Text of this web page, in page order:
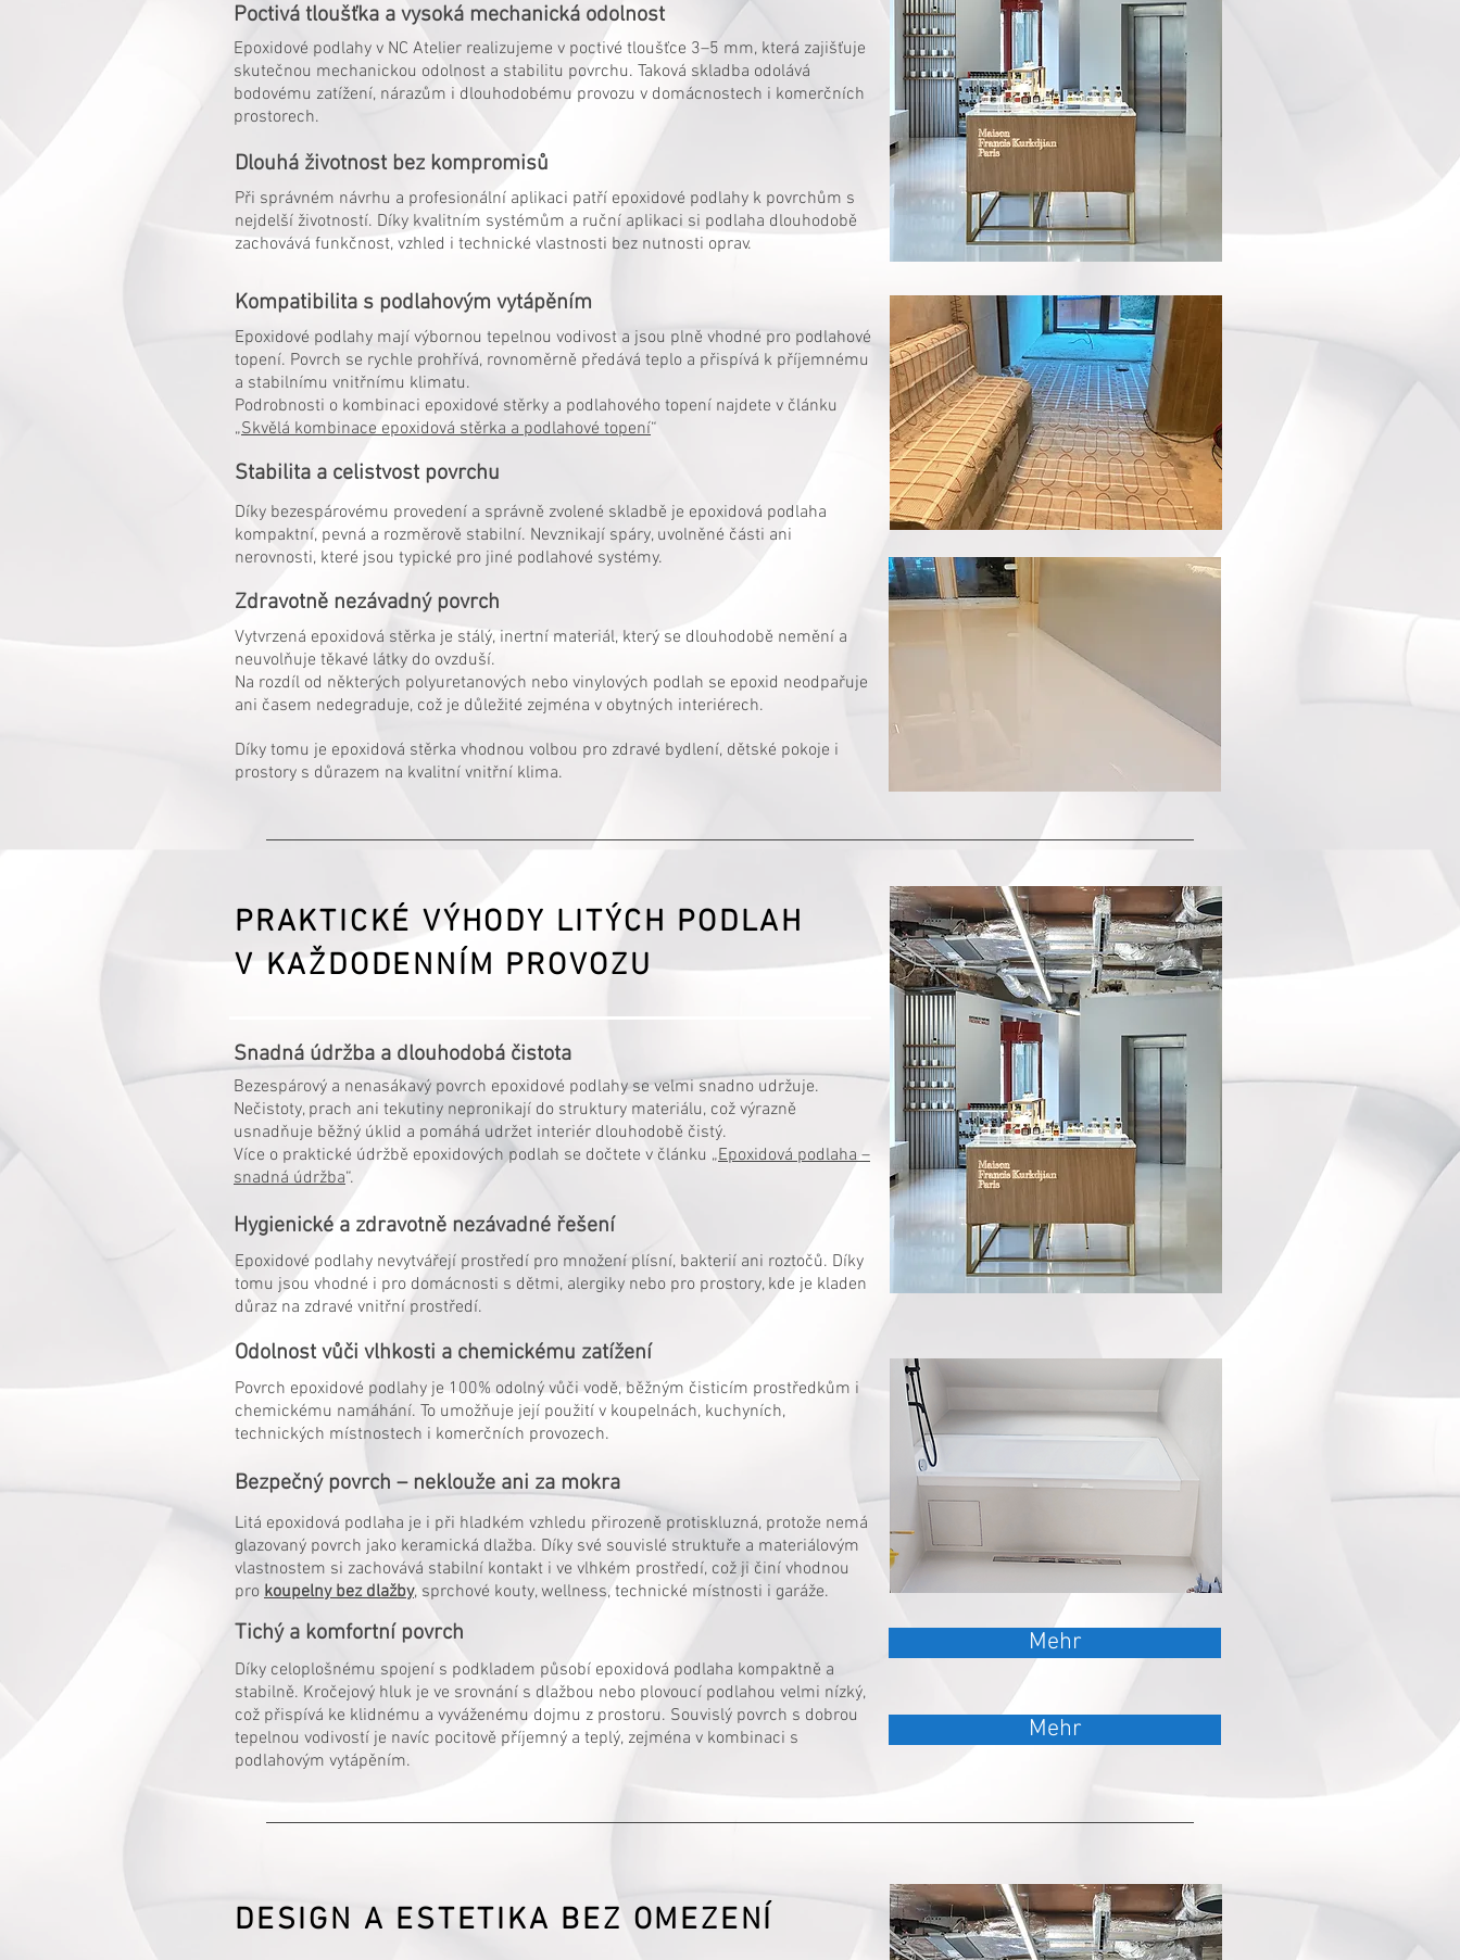
Poctivá tloušťka a vysoká mechanická odolnost
Epoxidové podlahy v NC Atelier realizujeme v poctivé tloušťce 3–5 mm, která zajišťuje
skutečnou mechanickou odolnost a stabilitu povrchu. Taková skladba odolává
bodovému zatížení, nárazům i dlouhodobému provozu v domácnostech i komerčních
prostorech.
Dlouhá životnost bez kompromisů
Při správném návrhu a profesionální aplikaci patří epoxidové podlahy k povrchům s
nejdelší životností. Díky kvalitním systémům a ruční aplikaci si podlaha dlouhodobě
zachovává funkčnost, vzhled i technické vlastnosti bez nutnosti oprav.
Kompatibilita s podlahovým vytápěním
Epoxidové podlahy mají výbornou tepelnou vodivost a jsou plně vhodné pro podlahové
topení. Povrch se rychle prohřívá, rovnoměrně předává teplo a přispívá k příjemnému
a stabilnímu vnitřnímu klimatu.
Podrobnosti o kombinaci epoxidové stěrky a podlahového topení najdete v článku
„Skvělá kombinace epoxidová stěrka a podlahové topení“
Stabilita a celistvost povrchu
Díky bezespárovému provedení a správně zvolené skladbě je epoxidová podlaha
kompaktní, pevná a rozměrově stabilní. Nevznikají spáry, uvolněné části ani
nerovnosti, které jsou typické pro jiné podlahové systémy.
Zdravotně nezávadný povrch
Vytvrzená epoxidová stěrka je stálý, inertní materiál, který se dlouhodobě nemění a
neuvolňuje těkavé látky do ovzduší.
Na rozdíl od některých polyuretanových nebo vinylových podlah se epoxid neodpařuje
ani časem nedegraduje, což je důležité zejména v obytných interiérech.
Díky tomu je epoxidová stěrka vhodnou volbou pro zdravé bydlení, dětské pokoje i
prostory s důrazem na kvalitní vnitřní klima.
PRAKTICKÉ VÝHODY LITÝCH PODLAH
V KAŽDODENNÍM PROVOZU
Snadná údržba a dlouhodobá čistota
Bezespárový a nenasákavý povrch epoxidové podlahy se velmi snadno udržuje.
Nečistoty, prach ani tekutiny nepronikají do struktury materiálu, což výrazně
usnadňuje běžný úklid a pomáhá udržet interiér dlouhodobě čistý.
Více o praktické údržbě epoxidových podlah se dočtete v článku „Epoxidová podlaha –
snadná údržba“.
Hygienické a zdravotně nezávadné řešení
Epoxidové podlahy nevytvářejí prostředí pro množení plísní, bakterií ani roztočů. Díky
tomu jsou vhodné i pro domácnosti s dětmi, alergiky nebo pro prostory, kde je kladen
důraz na zdravé vnitřní prostředí.
Odolnost vůči vlhkosti a chemickému zatížení
Povrch epoxidové podlahy je 100% odolný vůči vodě, běžným čisticím prostředkům i
chemickému namáhání. To umožňuje její použití v koupelnách, kuchyních,
technických místnostech i komerčních provozech.
Bezpečný povrch – neklouže ani za mokra
Litá epoxidová podlaha je i při hladkém vzhledu přirozeně protiskluzná, protože nemá
glazovaný povrch jako keramická dlažba. Díky své souvislé struktuře a materiálovým
vlastnostem si zachovává stabilní kontakt i ve vlhkém prostředí, což ji činí vhodnou
pro koupelny bez dlažby, sprchové kouty, wellness, technické místnosti i garáže.
Tichý a komfortní povrch
Díky celoplošnému spojení s podkladem působí epoxidová podlaha kompaktně a
stabilně. Kročejový hluk je ve srovnání s dlažbou nebo plovoucí podlahou velmi nízký,
což přispívá ke klidnému a vyváženému dojmu z prostoru. Souvislý povrch s dobrou
tepelnou vodivostí je navíc pocitově příjemný a teplý, zejména v kombinaci s
podlahovým vytápěním.
Mehr
Mehr
DESIGN A ESTETIKA BEZ OMEZENÍ